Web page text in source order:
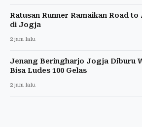
Ratusan Runner Ramaikan Road to
di Jogja
2 jam lalu
Jenang Beringharjo Jogja Diburu
Bisa Ludes 100 Gelas
2 jam lalu